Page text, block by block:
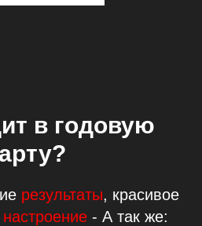
в годовую
результаты, красивое
настроение - А так же: